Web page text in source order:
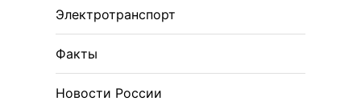
Электротранспорт
Факты
Новости России